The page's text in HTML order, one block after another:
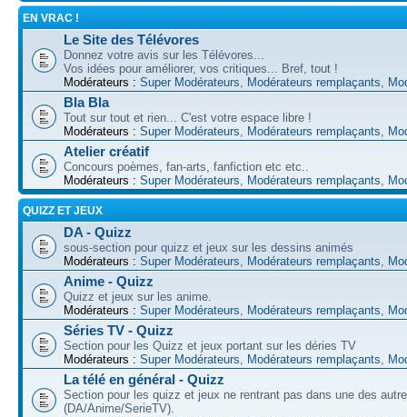
EN VRAC !
Le Site des Télévores
Donnez votre avis sur les Télévores...
Vos idées pour améliorer, vos critiques... Bref, tout !
Modérateurs : Super Modérateurs Modérateurs remplaçants
Bla Bla
Tout sur tout et rien... C'est votre espace libre !
Modérateurs : Super Modérateurs Modérateurs remplaçants
Atelier créatif
Concours poèmes, fan-arts, fanfiction etc etc..
Modérateurs : Super Modérateurs Modérateurs remplaçants
QUIZZ ET JEUX
DA - Quizz
sous-section pour quizz et jeux sur les dessins animés
Modérateurs : Super Modérateurs Modérateurs remplaçants
Anime - Quizz
Quizz et jeux sur les anime.
Modérateurs : Super Modérateurs Modérateurs remplaçants
Séries TV - Quizz
Section pour les Quizz et jeux portant sur les déries TV
Modérateurs : Super Modérateurs Modérateurs remplaçants
La télé en général - Quizz
Section pour les quizz et jeux ne rentrant pas dans une des
(DA/Anime/SerieTV).